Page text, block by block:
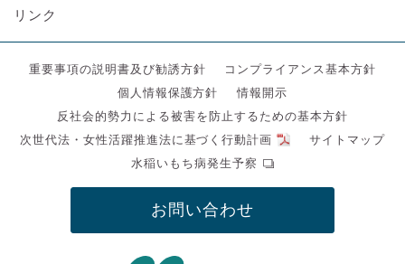
リンク
重要事項の説明書及び勧誘方針
コンプライアンス基本方針
個人情報保護方針
情報開示
反社会的勢力による被害を防止するための基本方針
次世代法・女性活躍推進法に基づく行動計画
サイトマップ
水稲いもち病発生予察
お問い合わせ